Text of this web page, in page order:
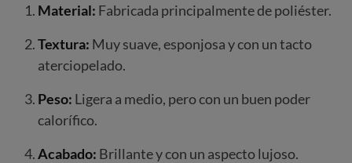
Material: Fabricada principalmente de poliéster.
Textura: Muy suave, esponjosa y con un tacto
aterciopelado.
Peso: Ligera a medio, pero con un buen poder
calorífico.
Acabado: Brillante y con un aspecto lujoso.